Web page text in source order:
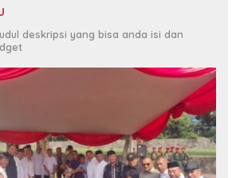
deskripsi yang bisa anda isi dan